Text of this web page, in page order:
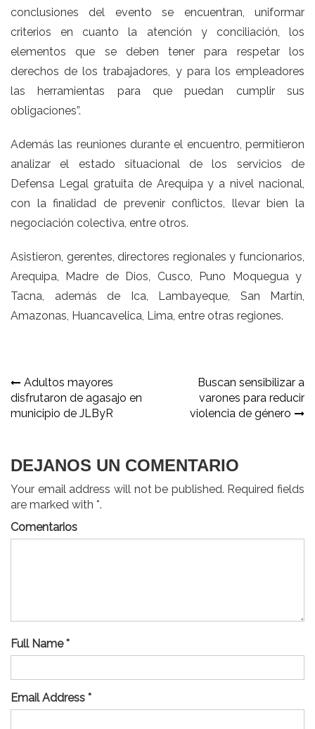
conclusiones del evento se encuentran, uniformar
criterios en cuanto la atención y conciliación, los
elementos que se deben tener para respetar los
derechos de los trabajadores, y para los empleadores
las herramientas para que puedan cumplir sus
obligaciones”.
Además las reuniones durante el encuentro, permitieron
analizar el estado situacional de los servicios de
Defensa Legal gratuita de Arequipa y a nivel nacional,
con la finalidad de prevenir conflictos, llevar bien la
negociación colectiva, entre otros.
Asistieron, gerentes, directores regionales y funcionarios,
Arequipa, Madre de Dios, Cusco, Puno Moquegua y
Tacna, además de Ica, Lambayeque, San Martín,
Amazonas, Huancavelica, Lima, entre otras regiones.
Navegación
de
Adultos mayores
disfrutaron de agasajo en
municipio de JLByR
Buscan sensibilizar a
varones para reducir
violencia de género
DEJANOS UN COMENTARIO
Your email address will not be published. Required fields
are marked with *.
Comentarios
Full Name *
Email Address *